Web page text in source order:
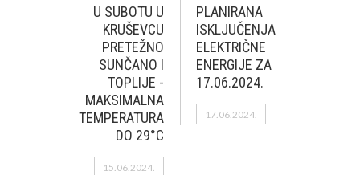
U SUBOTU U
KRUŠEVCU
PRETEŽNO
SUNČANO I
TOPLIJE -
MAKSIMALNA
TEMPERATURA
DO 29°C
15.06.2024.
PLANIRANA
ISKLJUČENJA
ELEKTRIČNE
ENERGIJE ZA
17.06.2024.
17.06.2024.